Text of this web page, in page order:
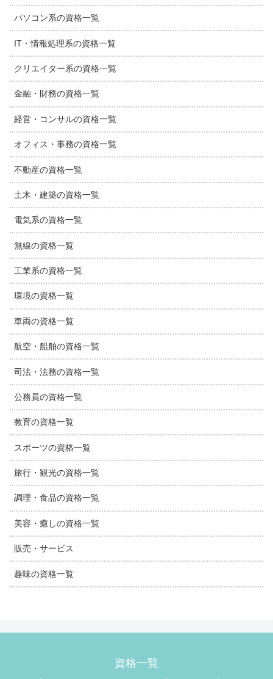
パソコン系の資格一覧
IT・情報処理系の資格一覧
クリエイター系の資格一覧
金融・財務の資格一覧
経営・コンサルの資格一覧
オフィス・事務の資格一覧
不動産の資格一覧
土木・建築の資格一覧
電気系の資格一覧
無線の資格一覧
工業系の資格一覧
環境の資格一覧
車両の資格一覧
航空・船舶の資格一覧
司法・法務の資格一覧
公務員の資格一覧
教育の資格一覧
スポーツの資格一覧
旅行・観光の資格一覧
調理・食品の資格一覧
美容・癒しの資格一覧
販売・サービス
趣味の資格一覧
資格一覧